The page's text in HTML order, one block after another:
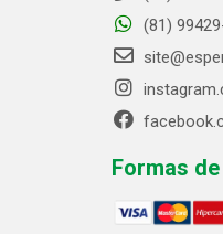
(81)
Formas